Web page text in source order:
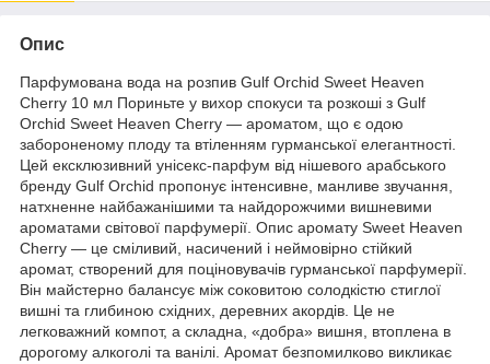
Опис
Парфумована вода на розпив Gulf Orchid Sweet Heaven
Cherry 10 мл Пориньте у вихор спокуси та розкоші з Gulf
Orchid Sweet Heaven Cherry — ароматом, що є одою
забороненому плоду та втіленням гурманської елегантності.
Цей ексклюзивний унісекс-парфум від нішевого арабського
бренду Gulf Orchid пропонує інтенсивне, манливе звучання,
натхненне найбажанішими та найдорожчими вишневими
ароматами світової парфумерії. Опис аромату Sweet Heaven
Cherry — це сміливий, насичений і неймовірно стійкий
аромат, створений для поціновувачів гурманської парфумерії.
Він майстерно балансує між соковитою солодкістю стиглої
вишні та глибиною східних, деревних акордів. Це не
легковажний компот, а складна, «добра» вишня, втоплена в
дорогому алкоголі та ванілі. Аромат безпомилково викликає